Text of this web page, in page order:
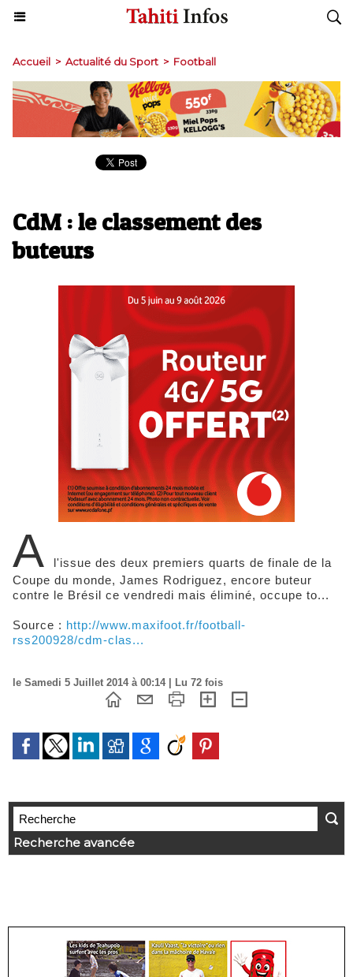
Accueil > Actualité du Sport > Football
CdM : le classement des
buteurs
A
l'issue des deux premiers quarts de finale de la
Coupe du monde, James Rodriguez, encore buteur
contre le Brésil ce vendredi mais éliminé, occupe to...
Source : http://www.maxifoot.fr/football-
rss200928/cdm-clas...
le Samedi 5 Juillet 2014 à 00:14 | Lu 72 fois
Recherche avancée